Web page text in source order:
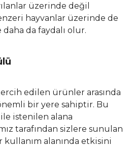
üzerinde değil
hayvanlar üzerinde de
da faydalı olur.
edilen ürünler arasında
bir yere sahiptir. Bu
istenilen alana
tarafından sizlere sunulan
alanında etkisini